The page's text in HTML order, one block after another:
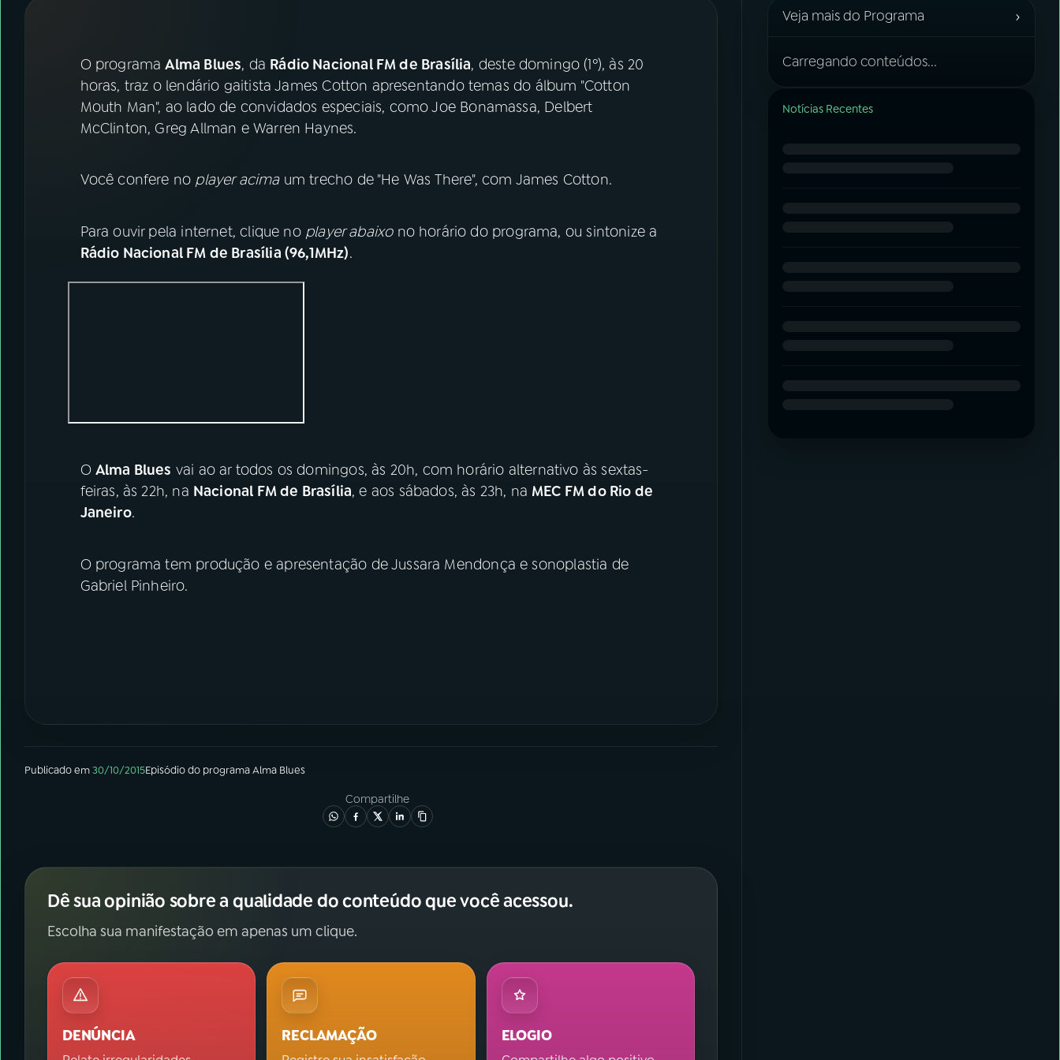
FESTIVAL DE MÚSICA
ACOMPANHE A RÁDIO NACIONAL
Instagram X
O programaAlma Blues, da Rádio Nacional FM de Brasília, deste domingo (1º), às 20
horas, traz o lendário gaitista James Cotton apresentando temas do álbum "Cotton
Mouth Man", ao lado de convidados especiais, como Joe Bonamassa, Delbert
McClinton, Greg Allman e Warren Haynes.
Você confere no player acimaum trecho de "He Was There", com James Cotton.
Para ouvir pela internet, clique no player abaixono horário do programa, ou sintonize a
Rádio Nacional FM de Brasília (96,1MHz).
O Alma Blues vai ao ar todos os domingos, às 20h, com horário alternativo às sextas-
feiras, às 22h, na Nacional FM de Brasília, e aos sábados, às 23h, na MEC FM do Rio de
Janeiro.
O programa tem produção e apresentação de Jussara Mendonça e sonoplastia de
Gabriel Pinheiro.
Publicado em30/10/2015Episódiodo programaAlma Blues
Compartilhe
Dê sua opinião sobre a qualidade do conteúdo que você acessou.
Escolha sua manifestação em apenas um clique.
DENÚNCIA RECLAMAÇÃO ELOGIO
Veja mais do Programa ›
Carregando conteúdos...
Notícias Recentes